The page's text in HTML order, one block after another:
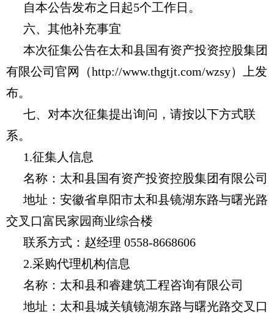
自本公告发布之日起5个工作日。
六、其他补充事宜
本次征集公告在太和县国有资产投资控股集团
有限公司官网（http://www.thgtjt.com/wzsy）
上发
布。
七、对本次征集提出询问，请按以下方式联
系。
1.征集人信息
名称：太和县国有资产投资控股集团有限公司
地址：安徽省阜阳市太和县镜湖东路与曙光路
交叉口富民家园商业综合楼
联系方式：赵经理 0558-8668606
2.采购代理机构信息
名称：太和县和睿建筑工程咨询有限公司
地址：太和县城关镇镜湖东路与曙光路交叉口